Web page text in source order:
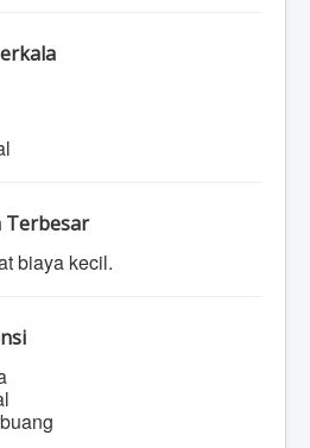
Terbesar
biaya kecil.